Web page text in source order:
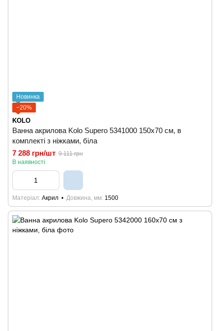
Новинка
−20%
KOLO
Ванна акрилова Kolo Supero 5341000 150x70 см, в
комплекті з ніжками, біла
7 288 грн/шт 9 111 грн
В наявності
Матеріал Акрил Довжина, мм 1500